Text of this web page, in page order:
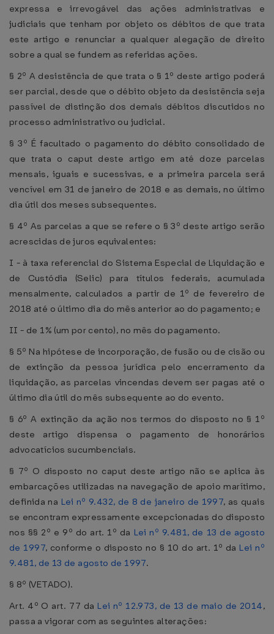
expressa e irrevogável das ações administrativas e
judiciais que tenham por objeto os débitos de que trata
este artigo e renunciar a qualquer alegação de direito
sobre a qual se fundem as referidas ações.
§ 2º A desistência de que trata o § 1º deste artigo poderá
ser parcial, desde que o débito objeto da desistência seja
passível de distinção dos demais débitos discutidos no
processo administrativo ou judicial.
§ 3º É facultado o pagamento do débito consolidado de
que trata o caput deste artigo em até doze parcelas
mensais, iguais e sucessivas, e a primeira parcela será
vencível em 31 de janeiro de 2018 e as demais, no último
dia útil dos meses subsequentes.
§ 4º As parcelas a que se refere o § 3º deste artigo serão
acrescidas de juros equivalentes:
I - à taxa referencial do Sistema Especial de Liquidação e
de Custódia (Selic) para títulos federais, acumulada
mensalmente, calculados a partir de 1º de fevereiro de
2018 até o último dia do mês anterior ao do pagamento; e
II - de 1% (um por cento), no mês do pagamento.
§ 5º Na hipótese de incorporação, de fusão ou de cisão ou
de extinção da pessoa jurídica pelo encerramento da
liquidação, as parcelas vincendas devem ser pagas até o
último dia útil do mês subsequente ao do evento.
§ 6º A extinção da ação nos termos do disposto no § 1º
deste artigo dispensa o pagamento de honorários
advocatícios sucumbenciais.
§ 7º O disposto no caput deste artigo não se aplica às
embarcações utilizadas na navegação de apoio marítimo,
definida na Lei nº 9.432, de 8 de janeiro de 1997, as quais
se encontram expressamente excepcionadas do disposto
nos §§ 2º e 9º do art. 1º da Lei nº 9.481, de 13 de agosto
de 1997, conforme o disposto no § 10 do art. 1º da Lei nº
9.481, de 13 de agosto de 1997.
§ 8º (VETADO).
Art. 4º O art. 77 da Lei nº 12.973, de 13 de maio de 2014,
passa a vigorar com as seguintes alterações: